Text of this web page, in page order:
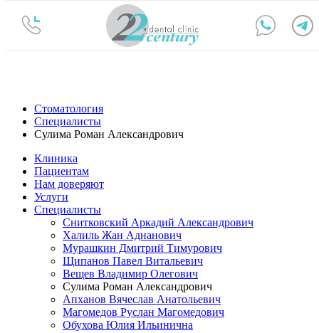
Стоматология
Специалисты
Сулима Роман Александрович
Клиника
Пациентам
Нам доверяют
Услуги
Специалисты
Снитковский Аркадий Александрович
Халиль Жан Аднанович
Мурашкин Дмитрий Тимурович
Щипанов Павел Витальевич
Вещев Владимир Олегович
Сулима Роман Александрович
Апханов Вячеслав Анатольевич
Магомедов Руслан Магомедович
Обухова Юлия Ильинична